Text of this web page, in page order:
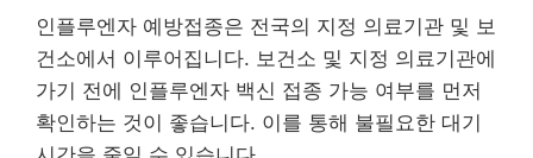
인플루엔자 예방접종은 전국의 지정 의료기관 및 보
건소에서 이루어집니다. 보건소 및 지정 의료기관에
가기 전에 인플루엔자 백신 접종 가능 여부를 먼저
확인하는 것이 좋습니다. 이를 통해 불필요한 대기